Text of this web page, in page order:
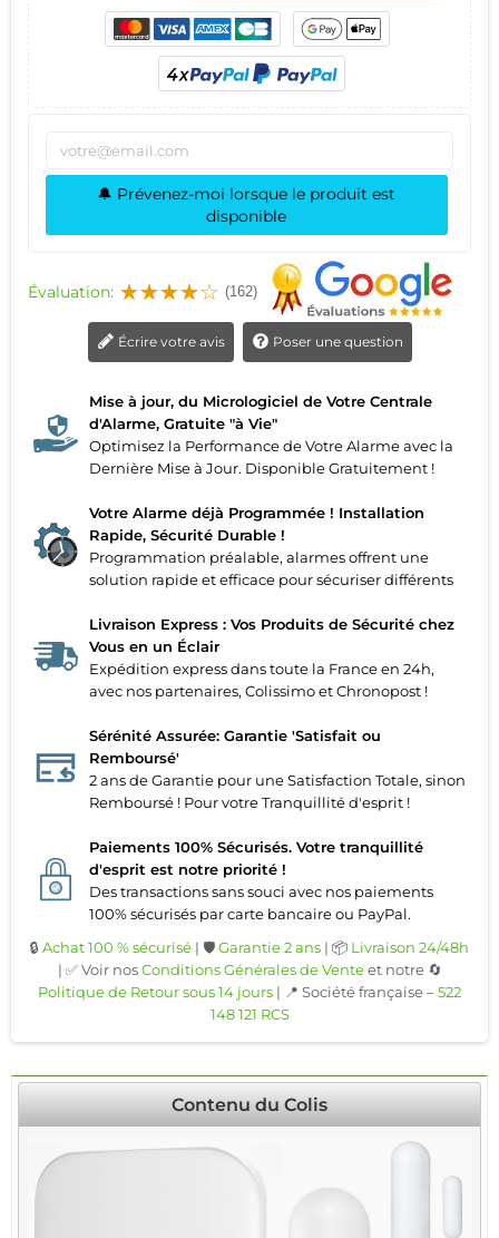
🔔 Prévenez-moi lorsque le produit est
disponible
Évaluation: (162)
Écrire votre avis Poser une question
Mise à jour, du Micrologiciel de Votre Centrale
d'Alarme, Gratuite "à Vie"
Optimisez la Performance de Votre Alarme avec la
Dernière Mise à Jour. Disponible Gratuitement !
Votre Alarme déjà Programmée ! Installation
Rapide, Sécurité Durable !
Programmation préalable, alarmes offrent une
solution rapide et efficace pour sécuriser différents
Livraison Express : Vos Produits de Sécurité chez
Vous en un Éclair
Expédition express dans toute la France en 24h,
avec nos partenaires, Colissimo et Chronopost !
Sérénité Assurée: Garantie 'Satisfait ou
Remboursé'
2 ans de Garantie pour une Satisfaction Totale, sinon
Remboursé ! Pour votre Tranquillité d'esprit !
Paiements 100% Sécurisés. Votre tranquillité
d'esprit est notre priorité !
Des transactions sans souci avec nos paiements
100% sécurisés par carte bancaire ou PayPal.
🔒 Achat 100 % sécurisé | 🛡️Garantie 2 ans | 📦 Livraison 24/48h
| ✅ Voir nosConditions Générales de Venteet notre 🔄
Politique de Retour sous 14 jours | 📍 Société française –522
148 121 RCS
Contenu du Colis